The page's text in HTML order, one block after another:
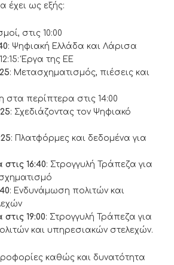
έχει ως εξής:
στις 10:00
: Ψηφιακή Ελλάδα και Λάρισα
Έργα της ΕΕ
: Μετασχηματισμός, πιέσεις και
στα περίπτερα στις 14:00
: Σχεδιάζοντας τον Ψηφιακό
: Πλατφόρμες και δεδομένα για
16:40: Στρογγυλή Τράπεζα για
: Ενδυνάμωση πολιτών και
19:00: Στρογγυλή Τράπεζα για
και υπηρεσιακών στελεχών.
καθώς και δυνατότητα